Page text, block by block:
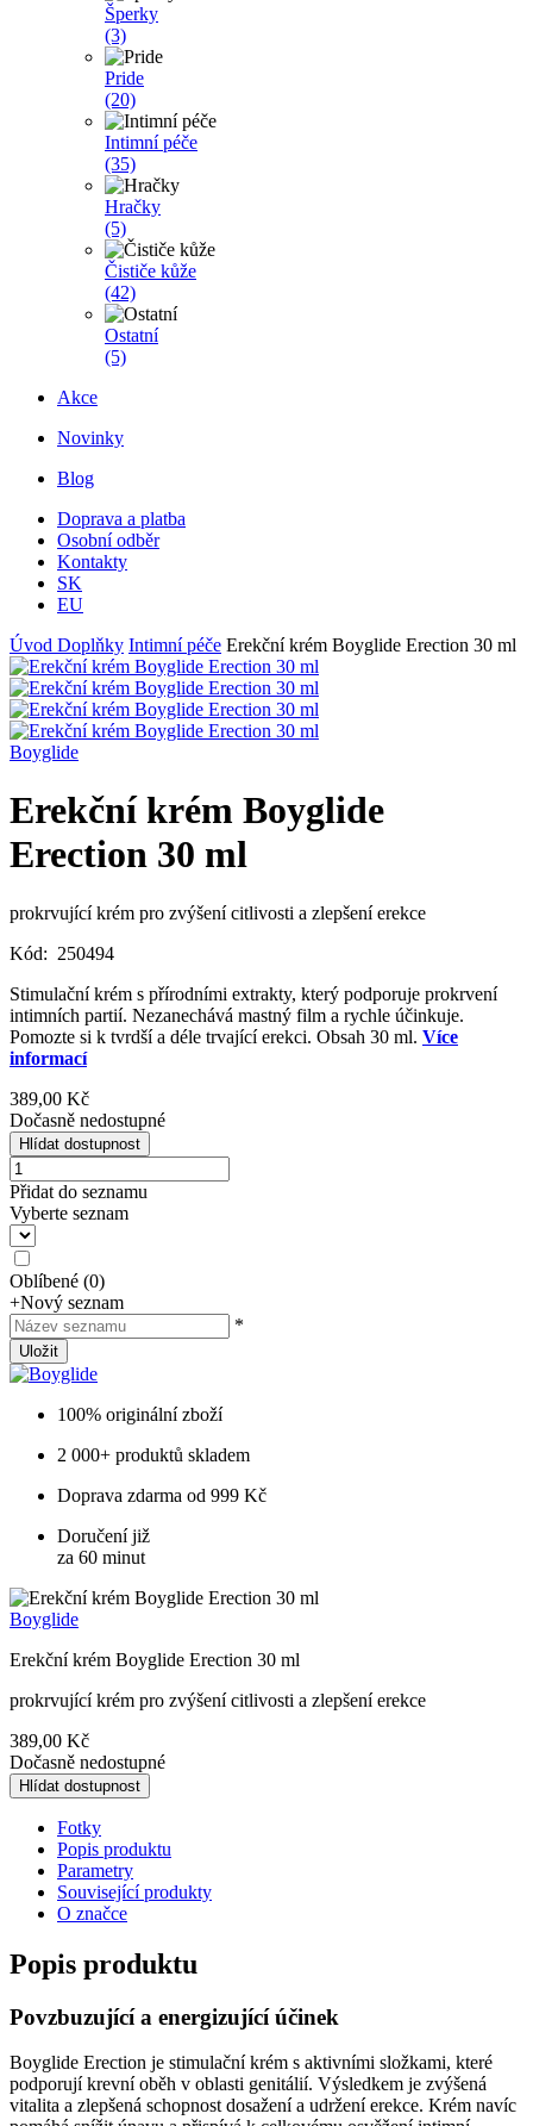
Šperky
(3)
Pride
(20)
Intimní péče
(35)
Hračky
(5)
Čističe kůže
(42)
Ostatní
(5)
Akce
Novinky
Blog
Doprava a platba
Osobní odběr
Kontakty
SK
EU
Úvod Doplňky Intimní péče Erekční krém Boyglide Erection 30 ml
Boyglide
Erekční krém Boyglide
Erection 30 ml
prokrvující krém pro zvýšení citlivosti a zlepšení erekce
Kód: 250494
Stimulační krém s přírodními extrakty, který podporuje prokrvení
intimních partií. Nezanechává mastný film a rychle účinkuje.
Pomozte si k tvrdší a déle trvající erekci. Obsah 30 ml. Více
informací
389,00 Kč
Dočasně nedostupné
Hlídat dostupnost
Přidat do seznamu
Vyberte seznam
Oblíbené (0)
+Nový seznam
*
Uložit
100% originální zboží
2 000+ produktů skladem
Doprava zdarma od 999 Kč
Doručení již
za 60 minut
Boyglide
Erekční krém Boyglide Erection 30 ml
prokrvující krém pro zvýšení citlivosti a zlepšení erekce
389,00 Kč
Dočasně nedostupné
Hlídat dostupnost
Fotky
Popis produktu
Parametry
Související produkty
O značce
Popis produktu
Povzbuzující a energizující účinek
Boyglide Erection je stimulační krém s aktivními složkami, které
podporují krevní oběh v oblasti genitálií. Výsledkem je zvýšená
vitalita a zlepšená schopnost dosažení a udržení erekce. Krém navíc